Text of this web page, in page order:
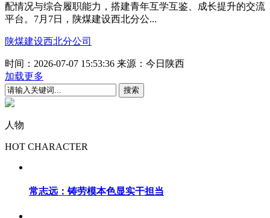
配情况与综合履职能力，搭建青年互学互鉴、成长提升的交流
平台。7月7日，陕煤建设西北分公...
陕煤建设西北分公司
时间：2026-07-07 15:53:36 来源：今日陕西
加载更多
人物
HOT CHARACTER
常志远：铸劳模本色显实干担当